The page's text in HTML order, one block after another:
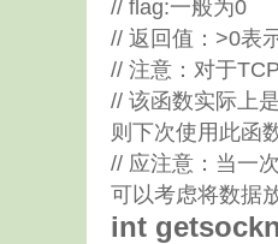
// flag:一般为0
// 返回值：>0表
// 注意：对于
// 该函数实际上
则下次使用此函
// 应注意：当一
可以考虑将数据
int